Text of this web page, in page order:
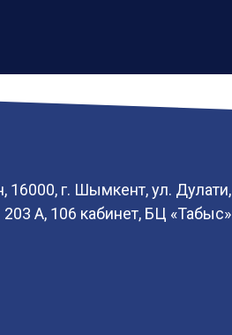
16000, г. Шымкент, ул. Дулати,
203 А, 106 кабинет, БЦ «Табыс»